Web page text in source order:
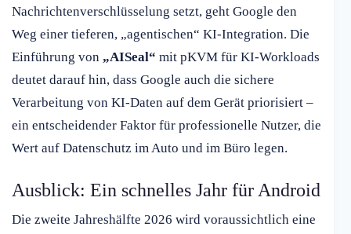
Nachrichtenverschlüsselung setzt, geht Google den
Weg einer tieferen, „agentischen“ KI-Integration. Die
Einführung von „AISeal“ mit pKVM für KI-Workloads
deutet darauf hin, dass Google auch die sichere
Verarbeitung von KI-Daten auf dem Gerät priorisiert –
ein entscheidender Faktor für professionelle Nutzer, die
Wert auf Datenschutz im Auto und im Büro legen.
Ausblick: Ein schnelles Jahr für Android
Die zweite Jahreshälfte 2026 wird voraussichtlich eine